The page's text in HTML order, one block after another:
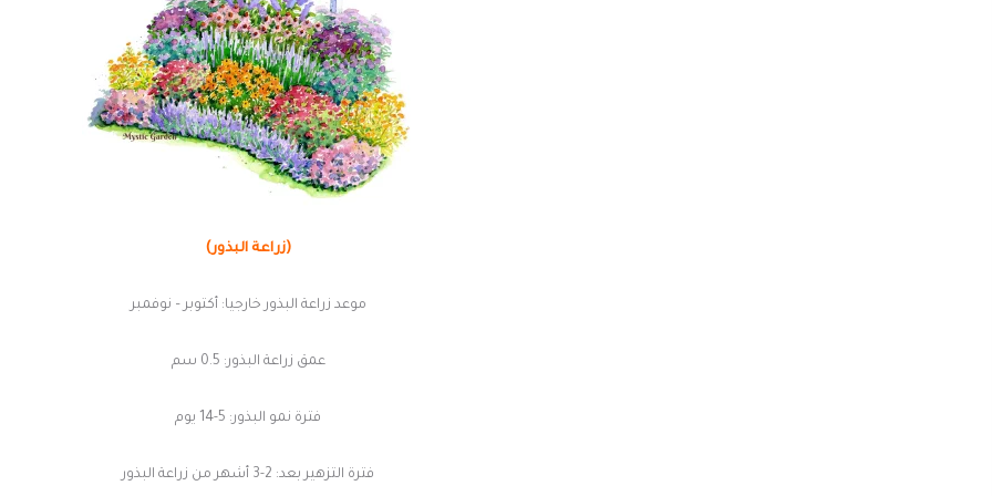
(زراعة البذور)
موعد زراعة البذور خارجيا: أكتوبر – نوفمبر
عمق زراعة البذور: 0.5 سم
فترة نمو البذور: 5-14 يوم
فترة التزهير بعد: 2-3 أشهر من زراعة البذور